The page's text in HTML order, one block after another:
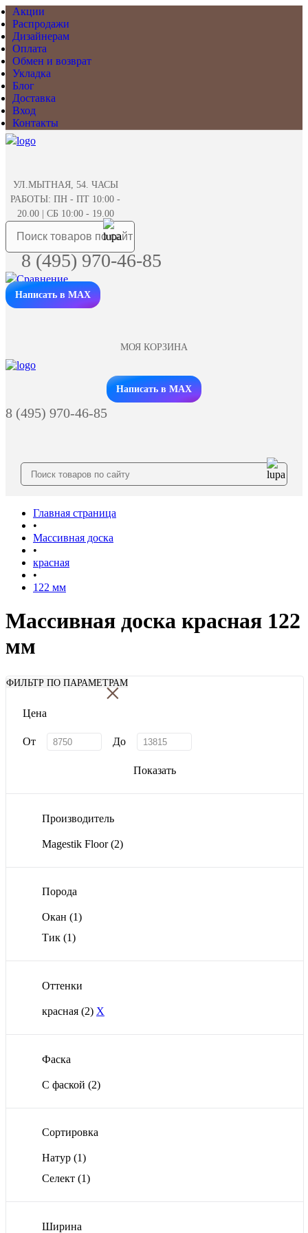
Акции
Распродажи
Дизайнерам
Оплата
Обмен и возврат
Укладка
Блог
Доставка
Вход
Контакты
УЛ.МЫТНАЯ, 54. ЧАСЫ
РАБОТЫ: ПН - ПТ 10:00 -
20.00 | СБ 10:00 - 19.00
8 (495) 970-46-85
Написать в MAX
МОЯ КОРЗИНА
Заказать звонок
Написать в MAX
8 (495) 970-46-85
Главная страница
•
Массивная доска
•
красная
•
122 мм
Массивная доска красная 122
мм
ФИЛЬТР ПО ПАРАМЕТРАМ
×
Цена
От До
Показать
Производитель
Magestik Floor(2)
Порода
Окан (1)
Тик (1)
Оттенки
красная (2) X
Фаска
С фаской (2)
Сортировка
Натур (1)
Селект (1)
Ширина